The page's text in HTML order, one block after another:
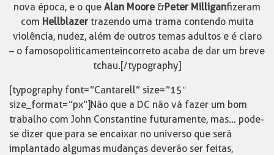
nova época, e o que Alan Moore&Peter Milliganfizeram
com Hellblazertrazendo uma trama contendo muita
violência, nudez, além de outros temas adultos e é claro
– o famoso politicamente incorreto acaba de dar um breve
tchau.[/typography]
[typography font=”Cantarell” size=”15″
size_format=”px”]Não que a DC não vá fazer um bom
trabalho com John Constantine futuramente, mas… pode-
se dizer que para se encaixar no universo que será
implantado algumas mudanças deverão ser feitas,